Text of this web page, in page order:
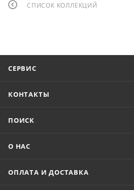
СПИСОК КОЛЛЕКЦИЙ
СЕРВИС
КОНТАКТЫ
ПОИСК
О НАС
ОПЛАТА И ДОСТАВКА